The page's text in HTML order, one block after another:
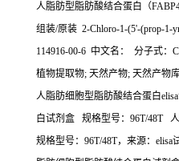
人脂肪型脂肪酸结合蛋白（
组装/原装 2-Chloro-1-(5'-(prop-1-
114916-00-6 中文名： 分子式：
植物提取物; 天然产物; 天然产物
人脂肪细胞型脂肪酸结合蛋白
白试剂盒 规格型号：96T/48T
规格型号：96T/48T，来源：